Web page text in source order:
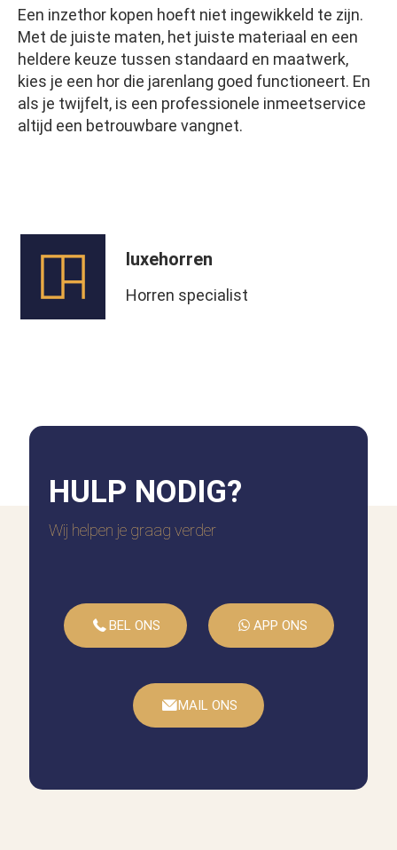
Een inzethor kopen hoeft niet ingewikkeld te zijn.
Met de juiste maten, het juiste materiaal en een
heldere keuze tussen standaard en maatwerk,
kies je een hor die jarenlang goed functioneert. En
als je twijfelt, is een professionele inmeetservice
altijd een betrouwbare vangnet.
luxehorren
Horren specialist
HULP NODIG?
Wij helpen je graag verder
BEL ONS APP ONS
MAIL ONS